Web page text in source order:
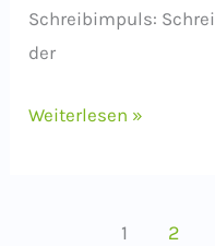
Schreibimpuls:
der
Schreibimpuls:
Weiterlesen »
1 2